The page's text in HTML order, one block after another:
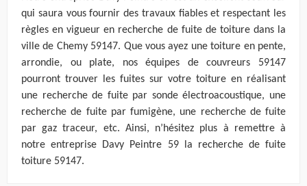
qui saura vous fournir des travaux fiables et respectant les
règles en vigueur en recherche de fuite de toiture dans la
ville de Chemy 59147. Que vous ayez une toiture en pente,
arrondie, ou plate, nos équipes de couvreurs 59147
pourront trouver les fuites sur votre toiture en réalisant
une recherche de fuite par sonde électroacoustique, une
recherche de fuite par fumigène, une recherche de fuite
par gaz traceur, etc. Ainsi, n’hésitez plus à remettre à
notre entreprise Davy Peintre 59 la recherche de fuite
toiture 59147.